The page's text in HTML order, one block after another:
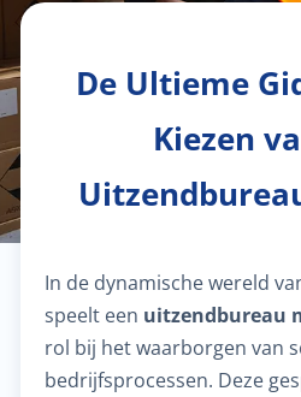
De Ultieme
Kiezen
In de dynamische wereld
speelt een uitzendbureau
rol bij het waarborgen van
bedrijfsprocessen. Deze